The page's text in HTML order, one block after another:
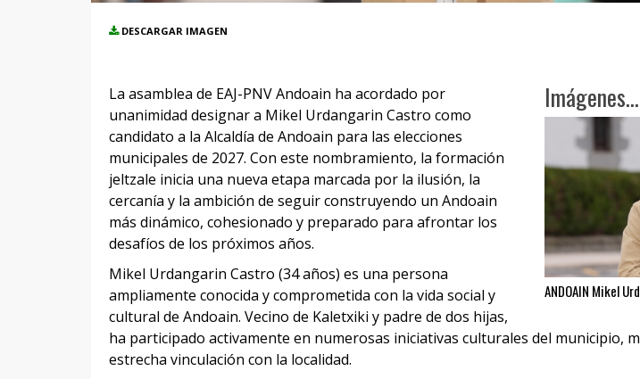
DESCARGAR IMAGEN
Imágenes...
ANDOAIN Mikel
La asamblea de EAJ-PNV Andoain ha acordado por
unanimidad designar a Mikel Urdangarin Castro como
candidato a la Alcaldía de Andoain para las elecciones
municipales de 2027. Con este nombramiento, la formación
jeltzale inicia una nueva etapa marcada por la ilusión, la
cercanía y la ambición de seguir construyendo un Andoain
más dinámico, cohesionado y preparado para afrontar los
desafíos de los próximos años.
Mikel Urdangarin Castro (34 años) es una persona
ampliamente conocida y comprometida con la vida social y
cultural de Andoain. Vecino de Kaletxiki y padre de dos hijas,
ha participado activamente en numerosas iniciativas culturales del municipio,
estrecha vinculación con la localidad.